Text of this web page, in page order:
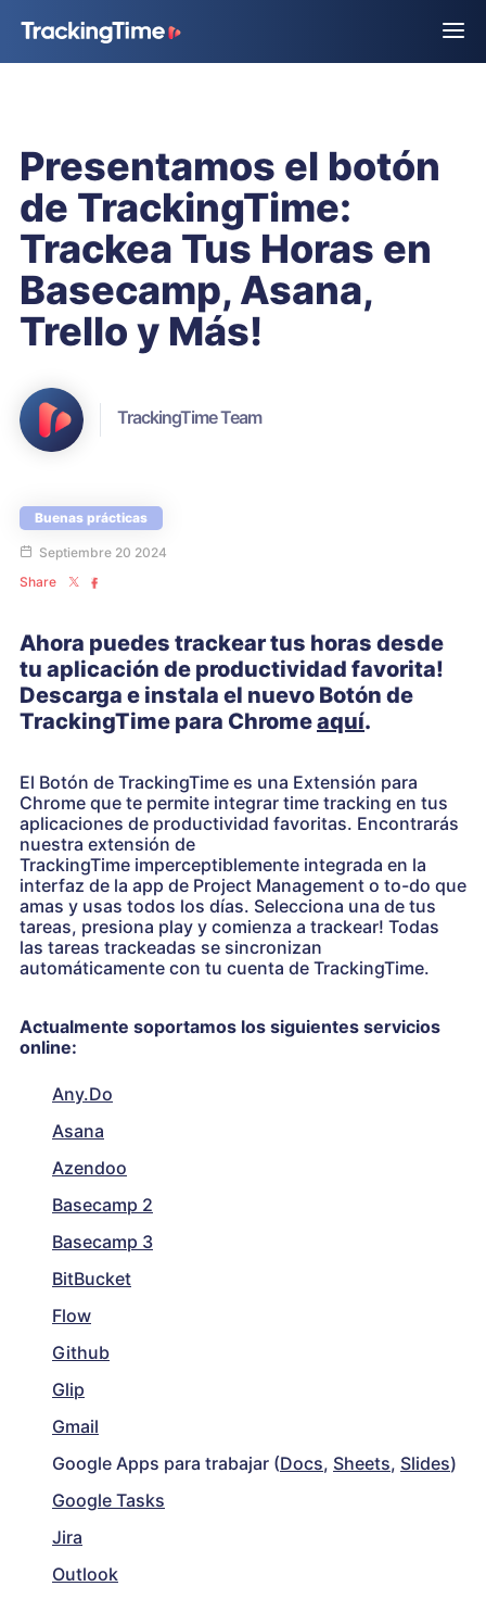
Presentamos el botón
de TrackingTime:
Trackea Tus Horas en
Basecamp, Asana,
Trello y Más!
TrackingTime Team
Buenas prácticas
Septiembre 20 2024
Share
Ahora puedes trackear tus horas desde
tu aplicación de productividad favorita!
Descarga e instala el nuevo Botón de
TrackingTime para Chromeaquí.
El Botón de TrackingTime es una Extensión para
Chrome que te permite integrar time tracking en tus
aplicaciones de productividad favoritas. Encontrarás
nuestra extensión de
TrackingTime imperceptiblemente integrada en la
interfaz de la app de Project Management o to-do que
amas y usas todos los días. Selecciona una de tus
tareas, presiona play y comienza a trackear! Todas
las tareas trackeadas se sincronizan
automáticamente con tu cuenta de TrackingTime.
Actualmente soportamos los siguientes servicios
online:
Any.Do
Asana
Azendoo
Basecamp 2
Basecamp 3
BitBucket
Flow
Github
Glip
Gmail
Google Apps para trabajar (Docs, Sheets, Slides)
Google Tasks
Jira
Outlook